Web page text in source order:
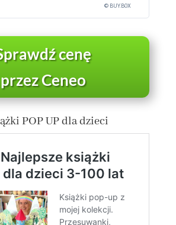
© BUY.BOX
cenę
przez Ceneo
POP UP dla dzieci